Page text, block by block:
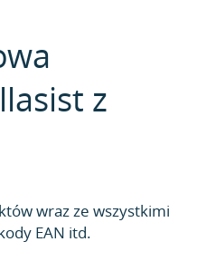
z
wraz ze wszystkimi
EAN itd.